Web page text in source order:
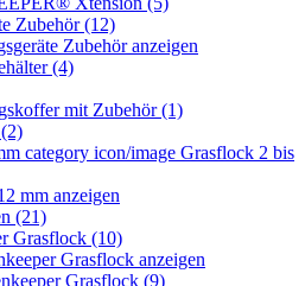
Zubehör (12)
Zubehör anzeigen
(4)
mit Zubehör (1)
Grasflock 2 bis
mm anzeigen
(21)
Grasflock (10)
Grasflock anzeigen
Grasflock (9)